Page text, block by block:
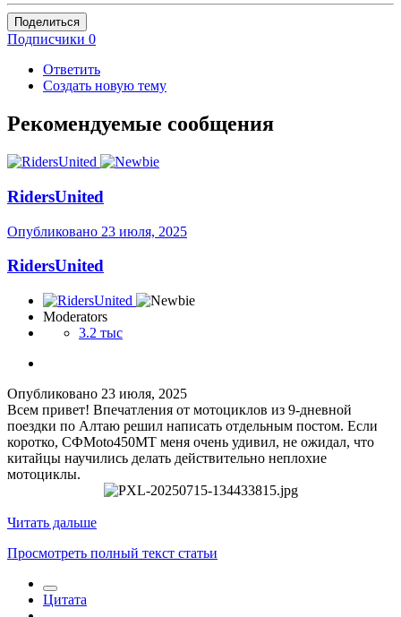
Поделиться
Подписчики 0
Ответить
Создать новую тему
Рекомендуемые сообщения
RidersUnited
Опубликовано 23 июля, 2025
RidersUnited
Moderators
3.2 тыс
Опубликовано 23 июля, 2025
Всем привет! Впечатления от мотоциклов из 9-дневной
поездки по Алтаю решил написать отдельным постом. Если
коротко, СФMoto450MT меня очень удивил, не ожидал, что
китайцы научились делать действительно неплохие
мотоциклы.
Читать дальше
Просмотреть полный текст статьи
Цитата